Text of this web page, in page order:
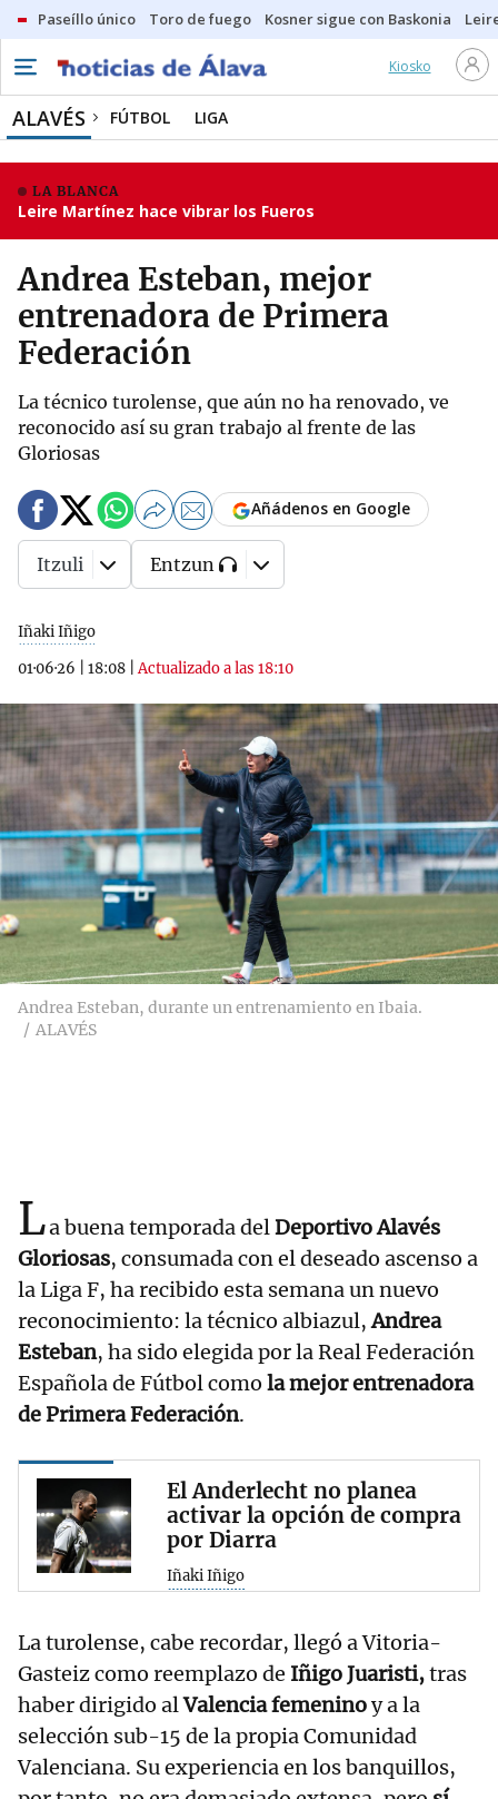
Paseíllo único Toro de fuego Kosner sigue con Baskonia
Kiosko
ALAVÉS FÚTBOL LIGA
LA BLANCA
Leire Martínez hace vibrar los Fueros
Andrea Esteban, mejor
entrenadora de Primera
Federación
La técnico turolense, que aún no ha renovado, ve
reconocido así su gran trabajo al frente de las
Gloriosas
Iñaki Iñigo
01·06·26
18:08 |Actualizado a las 18:10
Añádenos en Google
Itzuli Entzun
Andrea Esteban, durante un entrenamiento en Ibaia.
ALAVÉS
La buena temporada delDeportivo Alavés
Gloriosas, consumada con el deseado ascenso a
la Liga F, ha recibido esta semana un nuevo
reconocimiento: la técnico albiazul,Andrea
Esteban, ha sido elegida por la Real Federación
Española de Fútbol como la mejor entrenadora
de Primera Federación.
El Anderlecht no planea
activar la opción de compra
por Diarra
Iñaki Iñigo
La turolense, cabe recordar, llegó a Vitoria-
Gasteiz como reemplazo de Iñigo Juaristi,tras
haber dirigido alValencia femeninoy a la
selección sub-15 de la propia Comunidad
Valenciana. Su experiencia en los banquillos,